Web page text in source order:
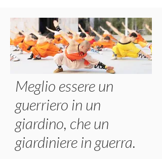
Meglio essere un
guerriero in un
giardino, che un
giardiniere in guerra.